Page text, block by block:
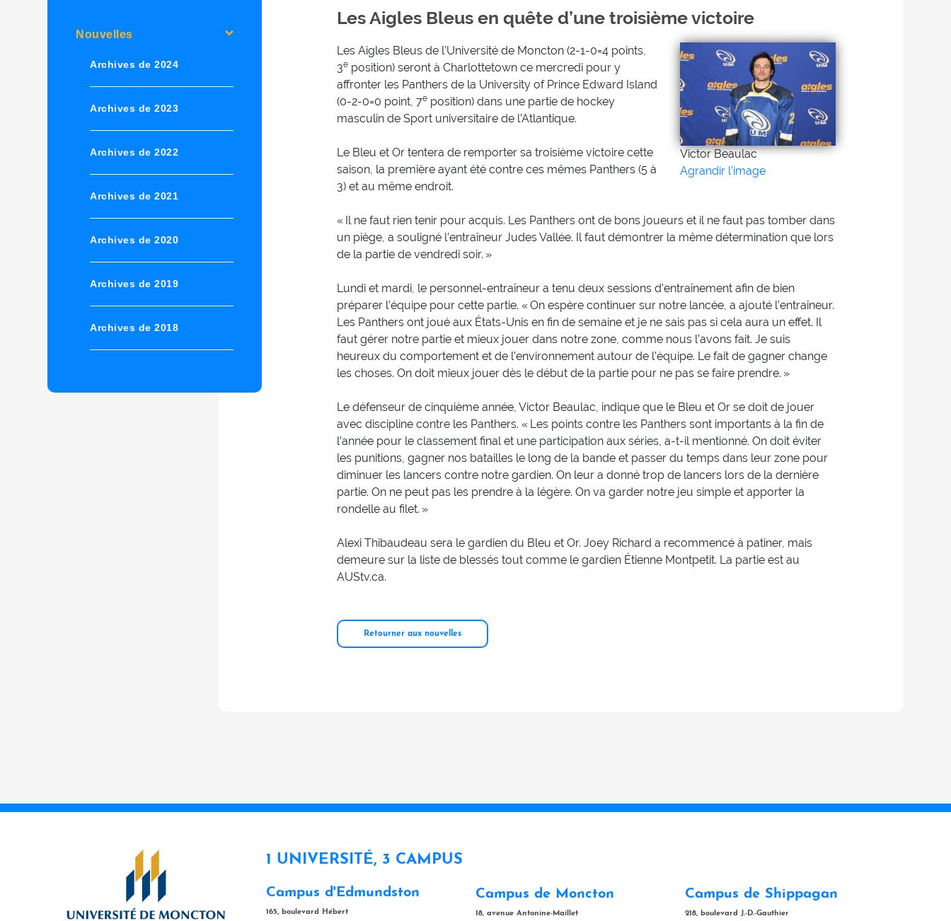
Nouvelles
Archives de 2024
Archives de 2023
Archives de 2022
Archives de 2021
Archives de 2020
Archives de 2019
Archives de 2018
Les Aigles Bleus en quête d’une troisième victoire
Victor Beaulac
Agrandir l'image
Les Aigles Bleus de l’Université de Moncton (2-1-0=4 points,
3eposition) seront à Charlottetown ce mercredi pour y
affronter les Panthers de la University of Prince Edward Island
(0-2-0=0 point, 7eposition) dans une partie de hockey
masculin de Sport universitaire de l’Atlantique.
Le Bleu et Or tentera de remporter sa troisième victoire cette
saison, la première ayant été contre ces mêmes Panthers (5 à
3) et au même endroit.
« Il ne faut rien tenir pour acquis. Les Panthers ont de bons joueurs et il ne faut pas tomber dans
un piège, a souligné l’entraîneur Judes Vallée. Il faut démontrer la même détermination que lors
de la partie de vendredi soir. »
Lundi et mardi, le personnel-entraîneur a tenu deux sessions d’entraînement afin de bien
préparer l’équipe pour cette partie. « On espère continuer sur notre lancée, a ajouté l’entraîneur.
Les Panthers ont joué aux États-Unis en fin de semaine et je ne sais pas si cela aura un effet. Il
faut gérer notre partie et mieux jouer dans notre zone, comme nous l’avons fait. Je suis
heureux du comportement et de l’environnement autour de l’équipe. Le fait de gagner change
les choses. On doit mieux jouer dès le début de la partie pour ne pas se faire prendre. »
Le défenseur de cinquième année, Victor Beaulac, indique que le Bleu et Or se doit de jouer
avec discipline contre les Panthers. « Les points contre les Panthers sont importants à la fin de
l’année pour le classement final et une participation aux séries, a-t-il mentionné. On doit éviter
les punitions, gagner nos batailles le long de la bande et passer du temps dans leur zone pour
diminuer les lancers contre notre gardien. On leur a donné trop de lancers lors de la dernière
partie. On ne peut pas les prendre à la légère. On va garder notre jeu simple et apporter la
rondelle au filet. »
Alexi Thibaudeau sera le gardien du Bleu et Or. Joey Richard a recommencé à patiner, mais
demeure sur la liste de blessés tout comme le gardien Étienne Montpetit. La partie est au
AUStv.ca.
Retourner aux nouvelles
1 UNIVERSITÉ, 3 CAMPUS
Campus d'Edmundston
165, boulevard Hébert
Campus de Moncton
18, avenue Antonine-Maillet
Campus de Shippagan
218, boulevard J.-D.-Gauthier